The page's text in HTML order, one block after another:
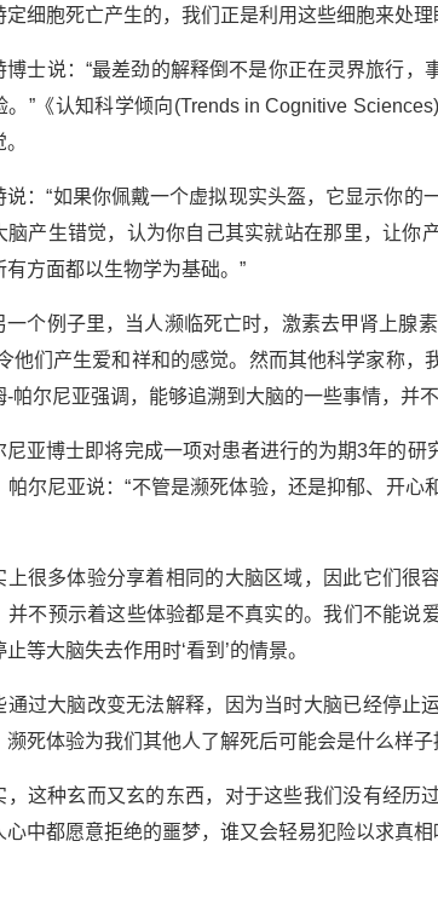
定细胞死亡产生的，我们正是利用这些细胞来处
博士说：“最差劲的解释倒不是你正在灵界旅行
。”《认知科学倾向(Trends in Cognitive
说：“如果你佩戴一个虚拟现实头盔，它显示你
脑产生错觉，认为你自己其实就站在那里，让你
有方面都以生物学为基础。”
一个例子里，当人濒临死亡时，激素去甲肾上腺
他们产生爱和祥和的感觉。然而其他科学家称，
-帕尔尼亚强调，能够追溯到大脑的一些事情，并
尼亚博士即将完成一项对患者进行的为期3年的
帕尔尼亚说：“不管是濒死体验，还是抑郁、开
上很多体验分享着相同的大脑区域，因此它们很
并不预示着这些体验都是不真实的。我们不能说
等大脑失去作用时‘看到’的情景。
通过大脑改变无法解释，因为当时大脑已经停止
濒死体验为我们其他人了解死后可能会是什么样子
，这种玄而又玄的东西，对于这些我们没有经历
心中都愿意拒绝的噩梦，谁又会轻易犯险以求真相